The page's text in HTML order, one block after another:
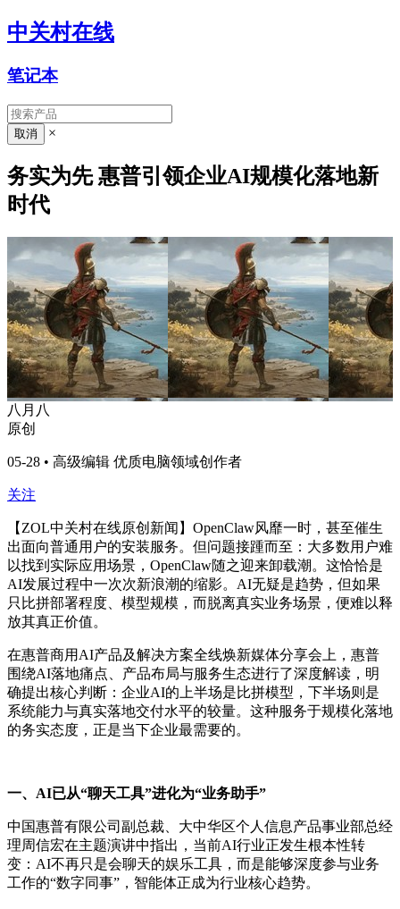
中关村在线
笔记本
×
务实为先 惠普引领企业AI规模化落地新
时代
八月八
原创
05-28 • 高级编辑 优质电脑领域创作者
关注
【ZOL中关村在线原创新闻】OpenClaw风靡一时，甚至催生
出面向普通用户的安装服务。但问题接踵而至：大多数用户难
以找到实际应用场景，OpenClaw随之迎来卸载潮。这恰恰是
AI发展过程中一次次新浪潮的缩影。AI无疑是趋势，但如果
只比拼部署程度、模型规模，而脱离真实业务场景，便难以释
放其真正价值。
在惠普商用AI产品及解决方案全线焕新媒体分享会上，惠普
围绕AI落地痛点、产品布局与服务生态进行了深度解读，明
确提出核心判断：企业AI的上半场是比拼模型，下半场则是
系统能力与真实落地交付水平的较量。这种服务于规模化落地
的务实态度，正是当下企业最需要的。
一、AI已从“聊天工具”进化为“业务助手”
中国惠普有限公司副总裁、大中华区个人信息产品事业部总经
理周信宏在主题演讲中指出，当前AI行业正发生根本性转
变：AI不再只是会聊天的娱乐工具，而是能够深度参与业务
工作的“数字同事”，智能体正成为行业核心趋势。